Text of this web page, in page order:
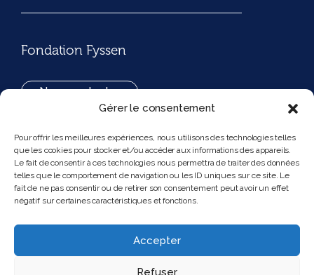
Gérer le consentement
Pour offrir les meilleures expériences, nous utilisons des technologies telles
que les cookies pour stocker et/ou accéder aux informations des appareils.
Le fait de consentir à ces technologies nous permettra de traiter des données
telles que le comportement de navigation ou les ID uniques sur ce site. Le
fait de ne pas consentir ou de retirer son consentement peut avoir un effet
négatif sur certaines caractéristiques et fonctions.
Accepter
Refuser
Fondation Fyssen
Nous contacter
194, rue de Rivoli 75001 Paris France
Nous suivre